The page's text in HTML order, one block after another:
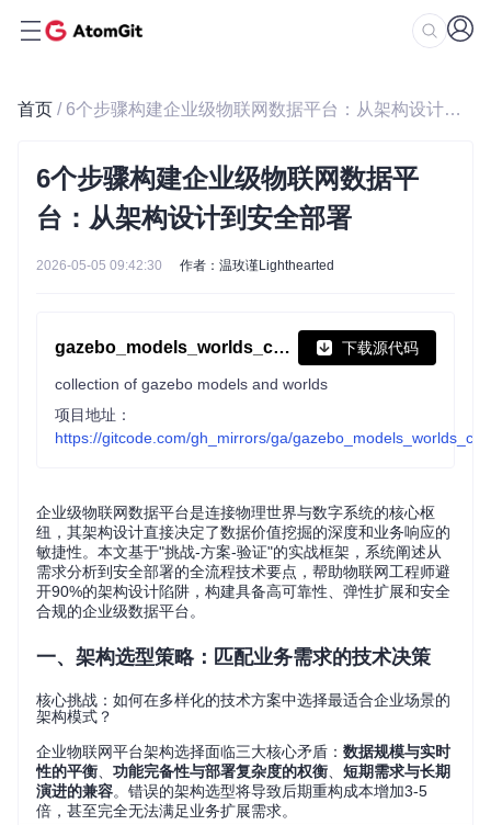
首页 / 6个步骤构建企业级物联网数据平台：从架构设计到安全部署
6个步骤构建企业级物联网数据平
台：从架构设计到安全部署
2026-05-05 09:42:30 作者：温玫谨Lighthearted
gazebo_models_worlds_collection 下载源代码
collection of gazebo models and worlds
项目地址：
https://gitcode.com/gh_mirrors/ga/
企业级物联网数据平台是连接物理世界与数字系统的核心枢
纽，其架构设计直接决定了数据价值挖掘的深度和业务响应的
敏捷性。本文基于"挑战-方案-验证"的实战框架，系统阐述从
需求分析到安全部署的全流程技术要点，帮助物联网工程师避
开90%的架构设计陷阱，构建具备高可靠性、弹性扩展和安全
合规的企业级数据平台。
一、架构选型策略：匹配业务需求的技术决策
核心挑战：如何在多样化的技术方案中选择最适合企业场景的
架构模式？
企业物联网平台架构选择面临三大核心矛盾： 数据规模与实时
性的平衡
功能完备性与部署复杂度的权衡
短期需求与长期
演进的兼容。错误的架构选型将导致后期重构成本增加3-5
倍，甚至完全无法满足业务扩展需求。